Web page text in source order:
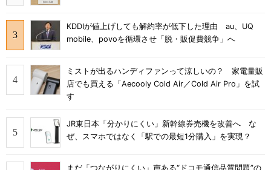
KDDIが値上げしても解約率が低下した理由 au、UQ
mobile、povoを循環させ「脱・販促費競争」へ
ミストが出るハンディファンって涼しいの？ 家電量販
店でも買える「Aecooly Cold Air／Cold Air Pro」を試
す
JR東日本「分かりにくい」新幹線券売機を改善へ な
ぜ、スマホではなく「駅での最短1分購入」を実現？
まだ「つながりにくい」声ある“ドコモ通信品質問題”の